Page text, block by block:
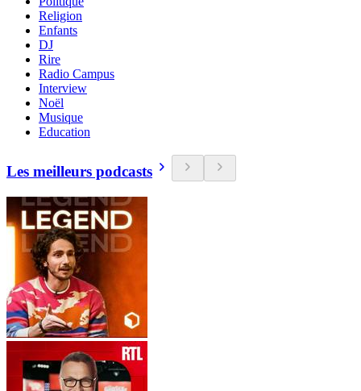
Religion
Enfants
DJ
Rire
Radio Campus
Interview
Noël
Musique
Education
Les meilleurs podcasts